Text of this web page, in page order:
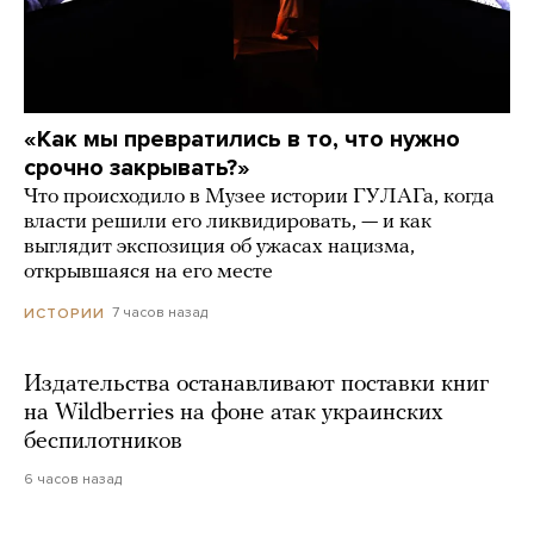
«Как мы превратились в то, что нужно
срочно закрывать?»
Что происходило в Музее истории ГУЛАГа, когда
власти решили его ликвидировать, — и как
выглядит экспозиция об ужасах нацизма,
открывшаяся на его месте
ИСТОРИИ 7 часов назад
Издательства останавливают поставки книг
на Wildberries на фоне атак украинских
беспилотников
6 часов назад